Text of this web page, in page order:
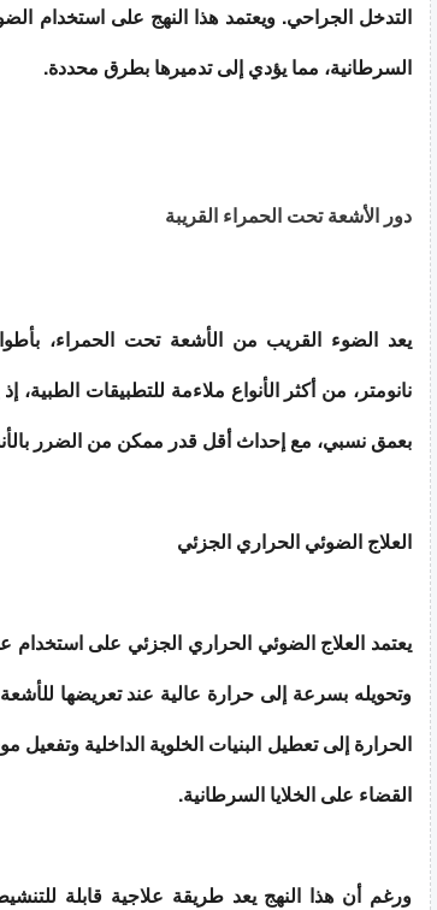
التدخل الجراحي. ويعتمد هذا النهج على استخدام
السرطانية، مما يؤدي إلى تدميرها بطرق محددة.
دور الأشعة تحت الحمراء القريبة
نانومتر، من أكثر الأنواع ملاءمة للتطبيقات الطبية،
بعمق نسبي، مع إحداث أقل قدر ممكن من الضرر
العلاج الضوئي الحراري الجزئي
يعتمد العلاج الضوئي الحراري الجزئي على
وتحويله بسرعة إلى حرارة عالية عند تعريضها
الحرارة إلى تعطيل البنيات الخلوية الداخلية وتفعيل
القضاء على الخلايا السرطانية.
ورغم أن هذا النهج يعد طريقة علاجية قابلة